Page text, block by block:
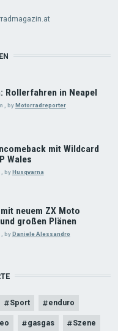
Rollerfahren in Neapel
byMotorradreporter
mit Wildcard
Wales
, by Husqvarna
neuem ZX Moto
großen Plänen
byDaniele Alessandro
Sport enduro
gasgas Szene